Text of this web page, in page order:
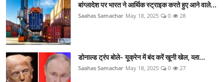
बांग्लादेश पर भारत ने आर्थिक स्ट्राइक करते हुए आने वाले...
Saahas Samachar May 18, 2025 0 28
डोनाल्ड ट्रंप बोले- यूक्रेन में बंद करें खूनी खेल, व्ला...
Saahas Samachar May 18, 2025 0 27